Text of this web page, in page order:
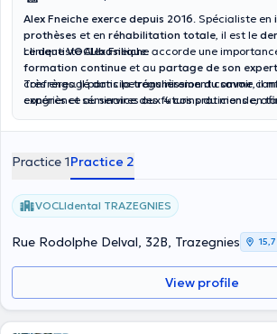
Alex Fneiche exerce depuis 2016. Spécialiste en
prothèses et en réhabilitation totale, il est le
cliniqueVOCLIbasilique.
Le dentiste Alex Fneiche accorde une
formation continue et au partage de son
confrères. Il participe régulièrement comme
congrès et séminaires aux 4 coins du monde,
Très engagé dans latransmission du savoir, il
expérience au service des futurs praticiens en
demain.
Practice 1Practice 2
VOCLIdental TRAZEGNIES
Rue Rodolphe Delval, 32B, Trazegnies
View profile